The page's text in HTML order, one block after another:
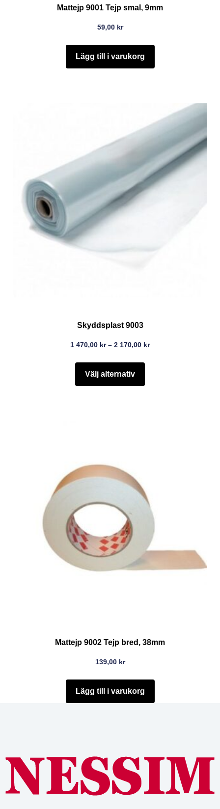
Mattejp 9001 Tejp smal, 9mm
59,00 kr
Lägg till i varukorg
Skyddsplast 9003
1 470,00 kr – 2 170,00 kr
Välj alternativ
Mattejp 9002 Tejp bred, 38mm
139,00 kr
Lägg till i varukorg